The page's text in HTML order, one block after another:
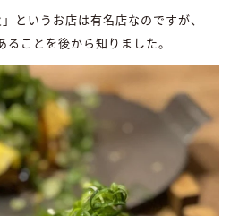
というお店は有名店なのですが、
ことを後から知りました。